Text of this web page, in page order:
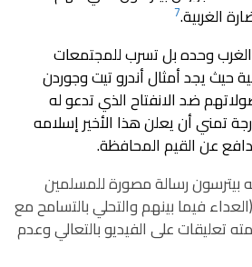
الغربية.7
وحده بل تسرب للمجتمعات
حيث يجد أمثال أندرو تيت وجوردن
ضد الانفتاح الذي تدعو له
تمني أن يعلن هذا الأخير إسلامه
عن القيم المحافظة.
بيترسون رسالة مصورة للمسلمين
فيما بينهم والتحلي بالتسامح مع
تعليقات على الفيديو بالتعالي وعدم